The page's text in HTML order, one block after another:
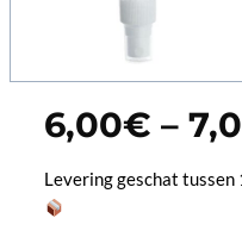
6,00€ –
Levering geschat